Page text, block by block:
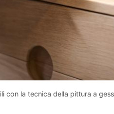
con la tecnica della pittura a